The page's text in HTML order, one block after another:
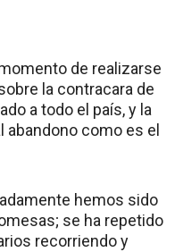
de realizarse
la contracara de
a todo el país, y la
abandono como es el
hemos sido
se ha repetido
recorriendo y